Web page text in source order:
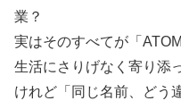
業？
実はそのすべてが「
生活にさりげなく寄り添
けれど「同じ名前、どう